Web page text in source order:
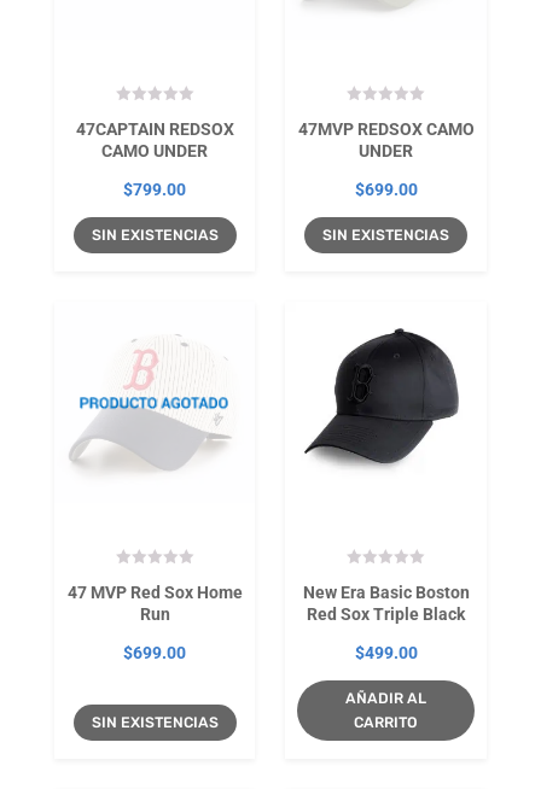
47CAPTAIN REDSOX
CAMO UNDER
$799.00
SIN EXISTENCIAS
47MVP REDSOX CAMO
UNDER
$699.00
SIN EXISTENCIAS
47 MVP Red Sox Home
Run
$699.00
SIN EXISTENCIAS
New Era Basic Boston
Red Sox Triple Black
$499.00
AÑADIR AL
CARRITO